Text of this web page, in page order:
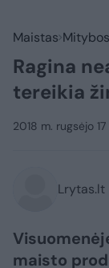
Maistas
Ragina
tereikia
2018 m. rugsėjo
Lrytas.lt
maisto